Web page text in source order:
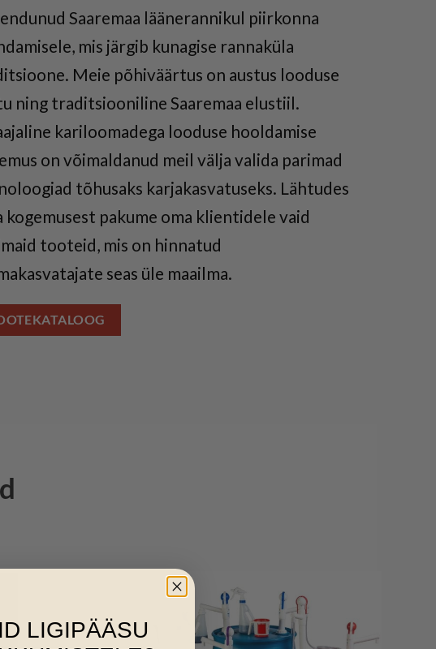
Saaremaa läänerannikul piirkonna
mis järgib kunagise rannaküla
Meie põhiväärtus on austus looduse
ning traditsiooniline Saaremaa elustiil.
kariloomadega looduse hooldamise
on võimaldanud meil välja valida parimad
tõhusaks karjakasvatuseks. Lähtudes
kogemusest pakume oma klientidele vaid
tooteid, mis on hinnatud
seas üle maailma.
LIGIPÄÄSU